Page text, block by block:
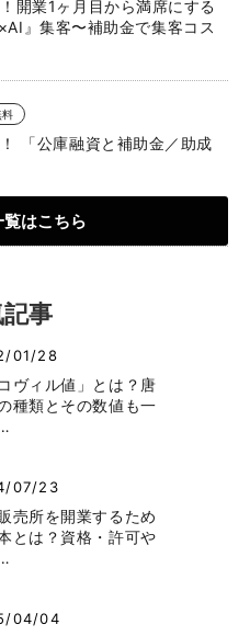
開業1ヶ月目から満席にする
』集客〜補助金で集客コス
料
「公庫融資と補助金／助成
はこちら
記事
01/28
コヴィル値」とは？唐
種類とその数値も一
07/23
売所を開業するため
とは？資格・許可や
04/04